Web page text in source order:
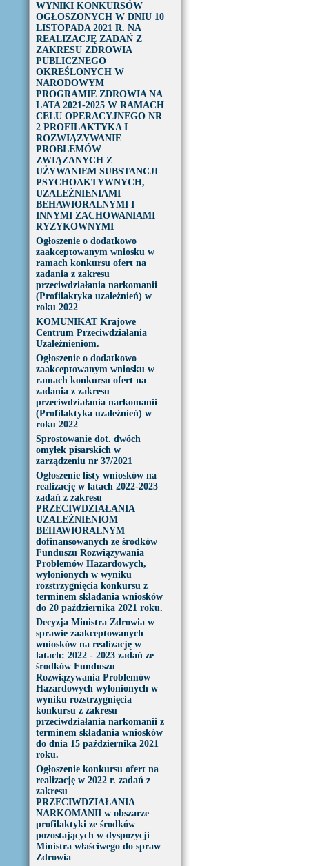
WYNIKI KONKURSÓW
OGŁOSZONYCH W DNIU 10
LISTOPADA 2021 R. NA
REALIZACJĘ ZADAŃ Z
ZAKRESU ZDROWIA
PUBLICZNEGO
OKREŚLONYCH W
NARODOWYM
PROGRAMIE ZDROWIA NA
LATA 2021-2025 W RAMACH
CELU OPERACYJNEGO NR
2 PROFILAKTYKA I
ROZWIĄZYWANIE
PROBLEMÓW
ZWIĄZANYCH Z
UŻYWANIEM SUBSTANCJI
PSYCHOAKTYWNYCH,
UZALEŻNIENIAMI
BEHAWIORALNYMI I
INNYMI ZACHOWANIAMI
RYZYKOWNYMI
Ogłoszenie o dodatkowo
zaakceptowanym wniosku w
ramach konkursu ofert na
zadania z zakresu
przeciwdziałania narkomanii
(Profilaktyka uzależnień) w
roku 2022
KOMUNIKAT Krajowe
Centrum Przeciwdziałania
Uzależnieniom.
Ogłoszenie o dodatkowo
zaakceptowanym wniosku w
ramach konkursu ofert na
zadania z zakresu
przeciwdziałania narkomanii
(Profilaktyka uzależnień) w
roku 2022
Sprostowanie dot. dwóch
omyłek pisarskich w
zarządzeniu nr 37/2021
Ogłoszenie listy wniosków na
realizację w latach 2022-2023
zadań z zakresu
PRZECIWDZIAŁANIA
UZALEŻNIENIOM
BEHAWIORALNYM
dofinansowanych ze środków
Funduszu Rozwiązywania
Problemów Hazardowych,
wyłonionych w wyniku
rozstrzygnięcia konkursu z
terminem składania wniosków
do 20 października 2021 roku.
Decyzja Ministra Zdrowia w
sprawie zaakceptowanych
wniosków na realizację w
latach: 2022 - 2023 zadań ze
środków Funduszu
Rozwiązywania Problemów
Hazardowych wyłonionych w
wyniku rozstrzygnięcia
konkursu z zakresu
przeciwdziałania narkomanii z
terminem składania wniosków
do dnia 15 października 2021
roku.
Ogłoszenie konkursu ofert na
realizację w 2022 r. zadań z
zakresu
PRZECIWDZIAŁANIA
NARKOMANII w obszarze
profilaktyki ze środków
pozostających w dyspozycji
Ministra właściwego do spraw
Zdrowia